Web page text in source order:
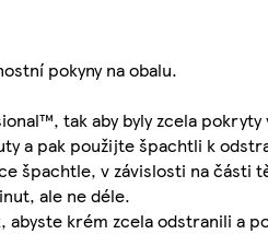
pokyny na obalu.
tak aby byly zcela pokryty
a pak použijte špachtli k
špachtle, v závislosti na
ale ne déle.
abyste krém zcela odstranili a